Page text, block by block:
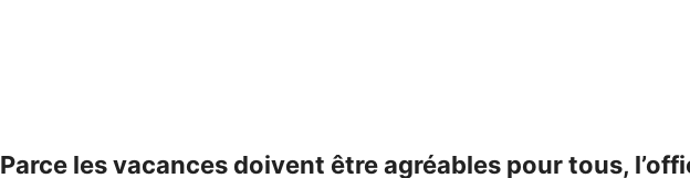
Parce les vacances doivent être agréables pour tous,